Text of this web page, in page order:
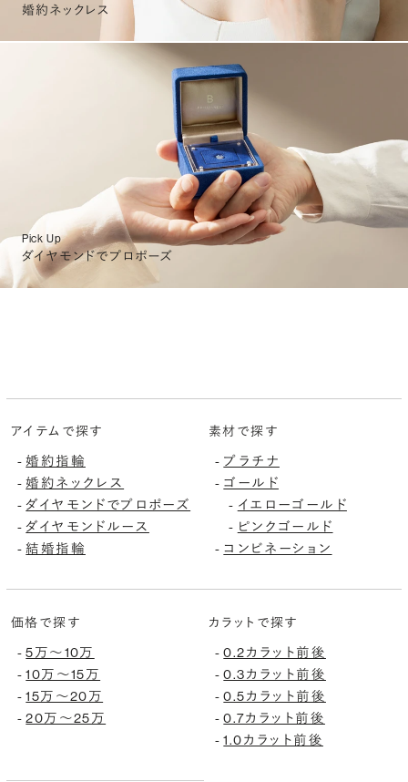
婚約ネックレス
Pick Up
ダイヤモンドでプロポーズ
アイテムで探す
-婚約指輪
-婚約ネックレス
-ダイヤモンドでプロポーズ
-ダイヤモンドルース
-結婚指輪
素材で探す
- プラチナ
- ゴールド
- イエローゴールド
- ピンクゴールド
- コンビネーション
価格で探す
-5万〜10万
-10万〜15万
-15万〜20万
-20万〜25万
カラットで探す
-0.2カラット前後
-0.3カラット前後
-0.5カラット前後
-0.7カラット前後
-1.0カラット前後